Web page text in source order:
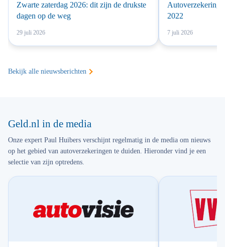
Zwarte zaterdag 2026: dit zijn de drukste
dagen op de weg
29 juli 2026
Autoverzekering
2022
7 juli 2026
Bekijk alle nieuwsberichten
Geld.nl in de media
Onze expert Paul Huibers verschijnt regelmatig in de media om nieuws
op het gebied van autoverzekeringen te duiden. Hieronder vind je een
selectie van zijn optredens.